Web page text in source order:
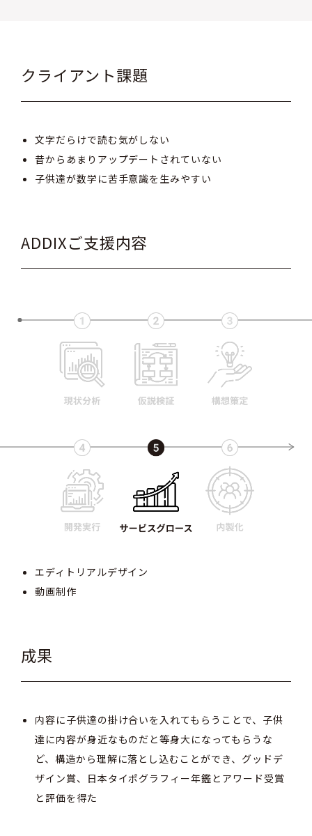
クライアント課題
文字だらけで読む気がしない
昔からあまりアップデートされていない
子供達が数学に苦手意識を生みやすい
ADDIXご支援内容
エディトリアルデザイン
動画制作
成果
内容に子供達の掛け合いを入れてもらうことで、子供
達に内容が身近なものだと等身大になってもらうな
ど、構造から理解に落とし込むことができ、グッドデ
ザイン賞、日本タイポグラフィー年鑑とアワード受賞
と評価を得た